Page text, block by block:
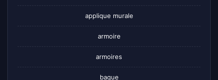
applique murale
armoire
armoires
bague